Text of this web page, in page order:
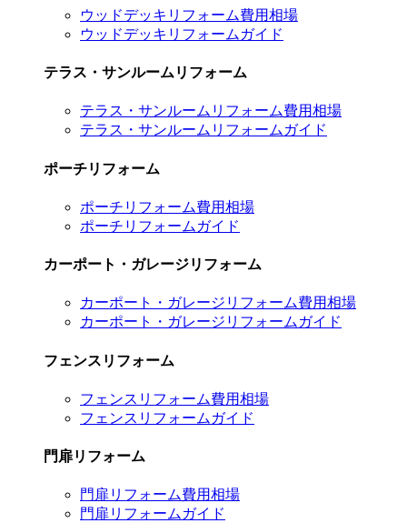
ウッドデッキリフォーム費用相場
ウッドデッキリフォームガイド
テラス・サンルームリフォーム
テラス・サンルームリフォーム費用相場
テラス・サンルームリフォームガイド
ポーチリフォーム
ポーチリフォーム費用相場
ポーチリフォームガイド
カーポート・ガレージリフォーム
カーポート・ガレージリフォーム費用相場
カーポート・ガレージリフォームガイド
フェンスリフォーム
フェンスリフォーム費用相場
フェンスリフォームガイド
門扉リフォーム
門扉リフォーム費用相場
門扉リフォームガイド